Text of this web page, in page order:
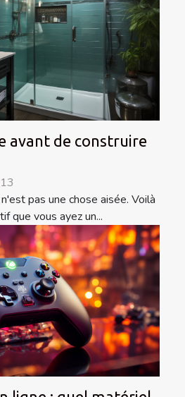
avant de construire
pas une chose aisée. Voilà
que vous ayez un...